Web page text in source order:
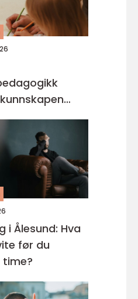
enn noen
i Ålesund: Hva
før du
time?